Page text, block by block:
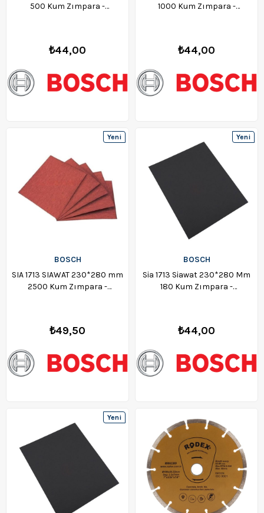
500 Kum Zımpara -
₺44,00
1000 Kum Zımpara -
₺44,00
BOSCH
SIA 1713 SIAWAT 230*280 mm
2500 Kum Zımpara -
₺49,50
Yeni
BOSCH
Sia 1713 Siawat 230*280 Mm
180 Kum Zımpara -
₺44,00
Yeni
Yeni